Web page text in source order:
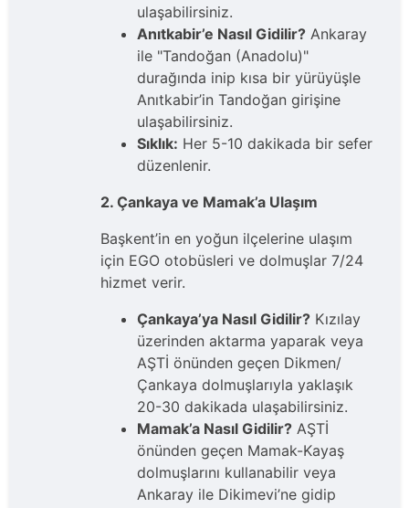
ulaşabilirsiniz.
Anıtkabir’e Nasıl Gidilir? Ankaray
ile "Tandoğan (Anadolu)"
durağında inip kısa bir yürüyüşle
Anıtkabir’in Tandoğan girişine
ulaşabilirsiniz.
Sıklık: Her 5-10 dakikada bir sefer
düzenlenir.
2. Çankaya ve Mamak’a Ulaşım
Başkent’in en yoğun ilçelerine ulaşım
için EGO otobüsleri ve dolmuşlar 7/24
hizmet verir.
Çankaya’ya Nasıl Gidilir? Kızılay
üzerinden aktarma yaparak veya
AŞTİ önünden geçen Dikmen/
Çankaya dolmuşlarıyla yaklaşık
20-30 dakikada ulaşabilirsiniz.
Mamak’a Nasıl Gidilir? AŞTİ
önünden geçen Mamak-Kayaş
dolmuşlarını kullanabilir veya
Ankaray ile Dikimevi’ne gidip